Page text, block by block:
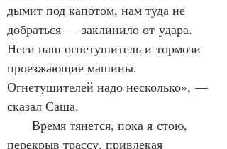
дымит под капотом, нам туда не
добраться — заклинило от удара.
Неси наш огнетушитель и тормози
проезжающие машины.
Огнетушителей надо несколько», —
сказал Саша.
Время тянется, пока я стою,
перекрыв трассу, привлекая